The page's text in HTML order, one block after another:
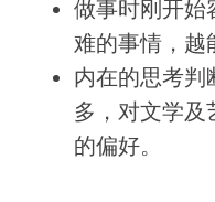
做事时刚开始
难的事情，越
内在的思考判
多，对文学及
的偏好。